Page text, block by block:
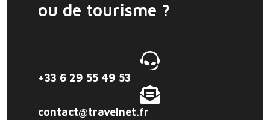
ou de tourisme ?
+33 6 29 55 49 53
contact@travelnet.fr